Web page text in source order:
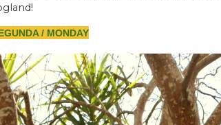
/ MONDAY